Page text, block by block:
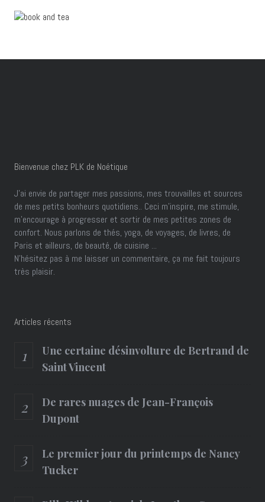
Bienvenue chez PLK de Noétique
J’ai envie de partager mes passions, mes trouvailles et sources
de mes petits bonheurs quotidiens.. Ceci m'inspire, me stimule,
m'encourage à progresser et sortir de mes petites zones de
confort. Nous parlons de thés, yoga, de voyages, de livres, de
Paris et ailleurs, de beauté, de cuisine ...
N'hésitez pas à me laisser un commentaire, ça me fait toujours
très plaisir.
Articles récents
Une certaine désinvolture de Bertrand de
Saint Vincent
De rares nuages de Jean-François
Dupont
Le premier jour du printemps de Nancy
Tucker